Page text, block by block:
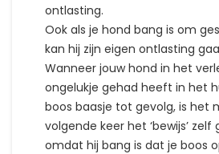
ontlasting.
Ook als je hond bang is om
kan hij zijn eigen ontlasting
Wanneer jouw hond in het
ongelukje gehad heeft in het
boos baasje tot gevolg, is het
volgende keer het ‘bewijs’
omdat hij bang is dat je boos